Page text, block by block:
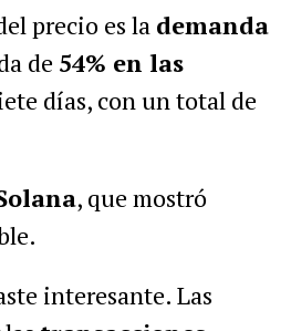
precio es la demanda
de 54% en las
días, con un total de
, que mostró
interesante. Las